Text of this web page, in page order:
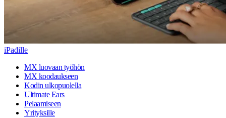
iPadille
MX luovaan työhön
MX koodaukseen
Kodin ulkopuolella
Ultimate Ears
Pelaamiseen
Yrityksille